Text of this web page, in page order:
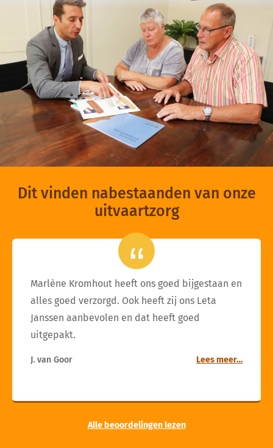
Dit vinden nabestaanden van onze
uitvaartzorg
Marlène Kromhout heeft ons goed bijgestaan en
alles goed verzorgd. Ook heeft zij ons Leta
Janssen aanbevolen en dat heeft goed
uitgepakt.
J. van Goor Lees meer…
Alle beoordelingen lezen